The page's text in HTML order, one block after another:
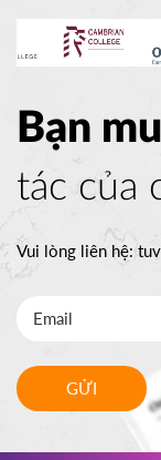
Bạn
tác của
Vui lòng liên hệ:
GỬI